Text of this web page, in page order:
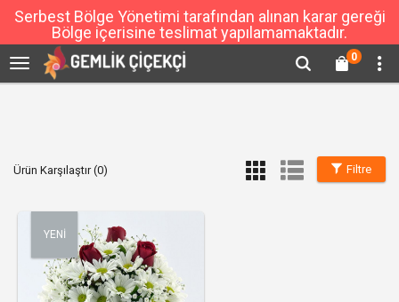
Serbest Bölge Yönetimi tarafından alınan karar gereği
Bölge içerisine teslimat yapılamamaktadır.
0
Filtre
Ürün Karşılaştır (0)
YENİ